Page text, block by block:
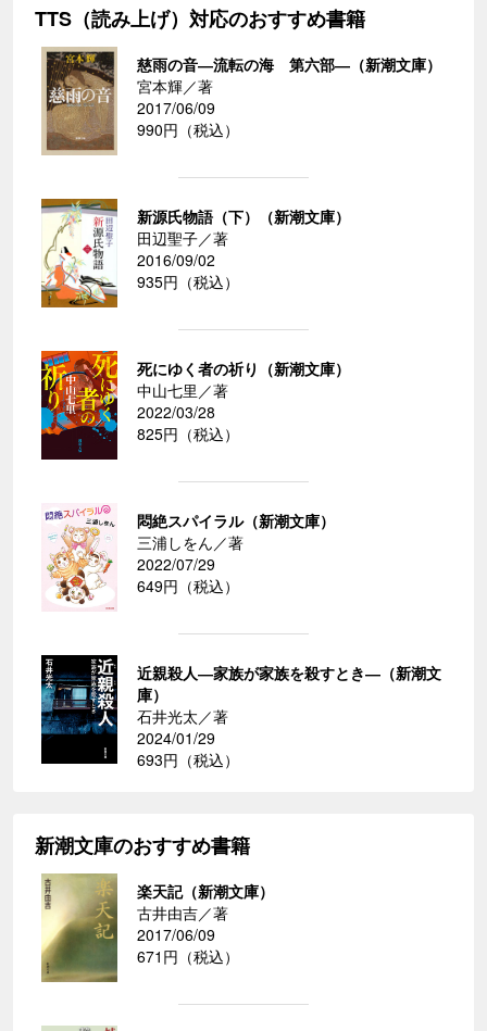
TTS（読み上げ）対応のおすすめ書籍
慈雨の音―流転の海 第六部―（新潮文庫）
宮本輝／著
2017/06/09
990円（税込）
新源氏物語（下）（新潮文庫）
田辺聖子／著
2016/09/02
935円（税込）
死にゆく者の祈り（新潮文庫）
中山七里／著
2022/03/28
825円（税込）
悶絶スパイラル（新潮文庫）
三浦しをん／著
2022/07/29
649円（税込）
近親殺人―家族が家族を殺すとき―（新潮文
庫）
石井光太／著
2024/01/29
693円（税込）
新潮文庫のおすすめ書籍
楽天記（新潮文庫）
古井由吉／著
2017/06/09
671円（税込）